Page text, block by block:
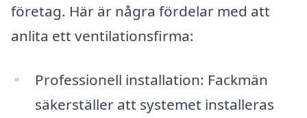
företag. Här är några fördelar med att
anlita ett ventilationsfirma:
Professionell installation: Fackmän
säkerställer att systemet installeras